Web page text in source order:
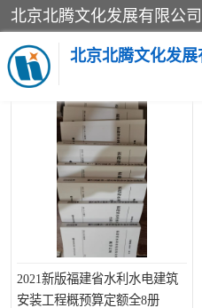
北京北腾文化发展
当前位置：首页>供应商机>福
福建建设工程预算定额的供
2021新版福建省水利水电建筑
安装工程概预算定额全8册
医院图书
电力图书
标准图书
电力行业工程预算定额